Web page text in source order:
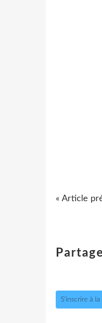
« Article
S'inscrire à